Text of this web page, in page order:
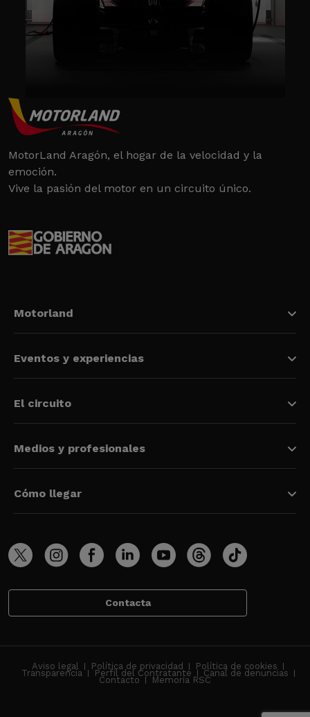
MotorLand Aragón, el hogar de la velocidad y la
emoción.
Vive la pasión del motor en un circuito único.
Motorland
Eventos y experiencias
El circuito
Medios y profesionales
Cómo llegar
Contacta
Aviso legal Política de privacidad Política de cookies
Transparencia Perfil del Contratante Canal de denuncias
Contacto Memoria RSC